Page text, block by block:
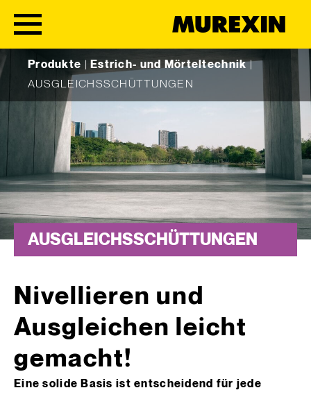
Produkte
Estrich- und Mörteltechnik|
AUSGLEICHSSCHÜTTUNGEN
AUSGLEICHSSCHÜTTUNGEN
Nivellieren und
Ausgleichen leicht
gemacht!
Eine solide Basis ist entscheidend für jede